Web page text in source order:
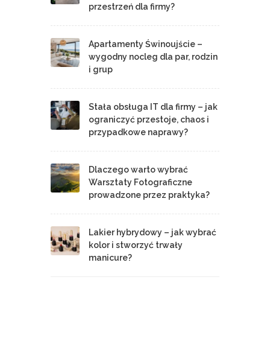
przestrzeń dla firmy?
Apartamenty Świnoujście –
wygodny nocleg dla par, rodzin
i grup
Stała obsługa IT dla firmy – jak
ograniczyć przestoje, chaos i
przypadkowe naprawy?
Dlaczego warto wybrać
Warsztaty Fotograficzne
prowadzone przez praktyka?
Lakier hybrydowy – jak wybrać
kolor i stworzyć trwały
manicure?